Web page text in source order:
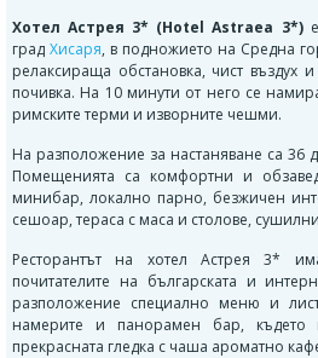
Хотел Астрея 3* (Hotel Astraea 3*)е
град Хисаря, в подножието на Средна
релаксираща обстановка, чист въздух
почивка. На 10 минути от него се
римските терми и изворните чешми.
На разположение за настаняване са 36
Помещенията са комфортни и
минибар, локално парно, безжичен
сешоар, тераса с маса и столове,
Ресторантът на хотел Астрея 3*
почитателите на българската и
разположение специално меню и
намерите и панорамен бар,
прекрасната гледка с чаша ароматно